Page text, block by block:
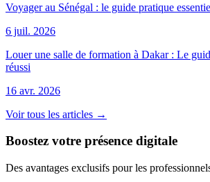
Voyager au Sénégal : le guide pratique
6 juil. 2026
Louer une salle de formation à Dakar : Le
réussi
16 avr. 2026
Voir tous les articles →
Boostez votre présence digitale
Des avantages exclusifs pour les